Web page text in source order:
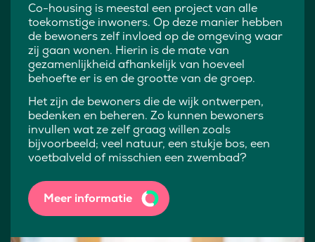
Co-housing is meestal een project van alle
toekomstige inwoners. Op deze manier hebben
de bewoners zelf invloed op de omgeving waar
zij gaan wonen. Hierin is de mate van
gezamenlijkheid afhankelijk van hoeveel
behoefte er is en de grootte van de groep.
Het zijn de bewoners die de wijk ontwerpen,
bedenken en beheren. Zo kunnen bewoners
invullen wat ze zelf graag willen zoals
bijvoorbeeld; veel natuur, een stukje bos, een
voetbalveld of misschien een zwembad?
Meer informatie